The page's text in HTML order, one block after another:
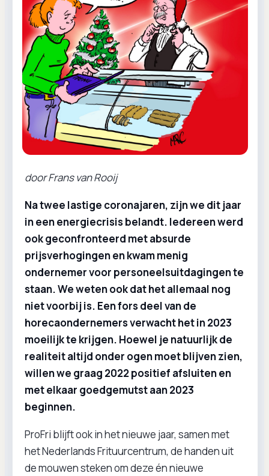
door Frans van Rooij
Na twee lastige coronajaren, zijn we dit jaar
in een energiecrisis belandt. Iedereen werd
ook geconfronteerd met absurde
prijsverhogingen en kwam menig
ondernemer voor personeelsuitdagingen te
staan. We weten ook dat het allemaal nog
niet voorbij is. Een fors deel van de
horecaondernemers verwacht het in 2023
moeilijk te krijgen. Hoewel je natuurlijk de
realiteit altijd onder ogen moet blijven zien,
willen we graag 2022 positief afsluiten en
met elkaar goedgemutst aan 2023
beginnen.
ProFri blijft ook in het nieuwe jaar, samen met
het Nederlands Frituurcentrum, de handen uit
de mouwen steken om deze én nieuwe